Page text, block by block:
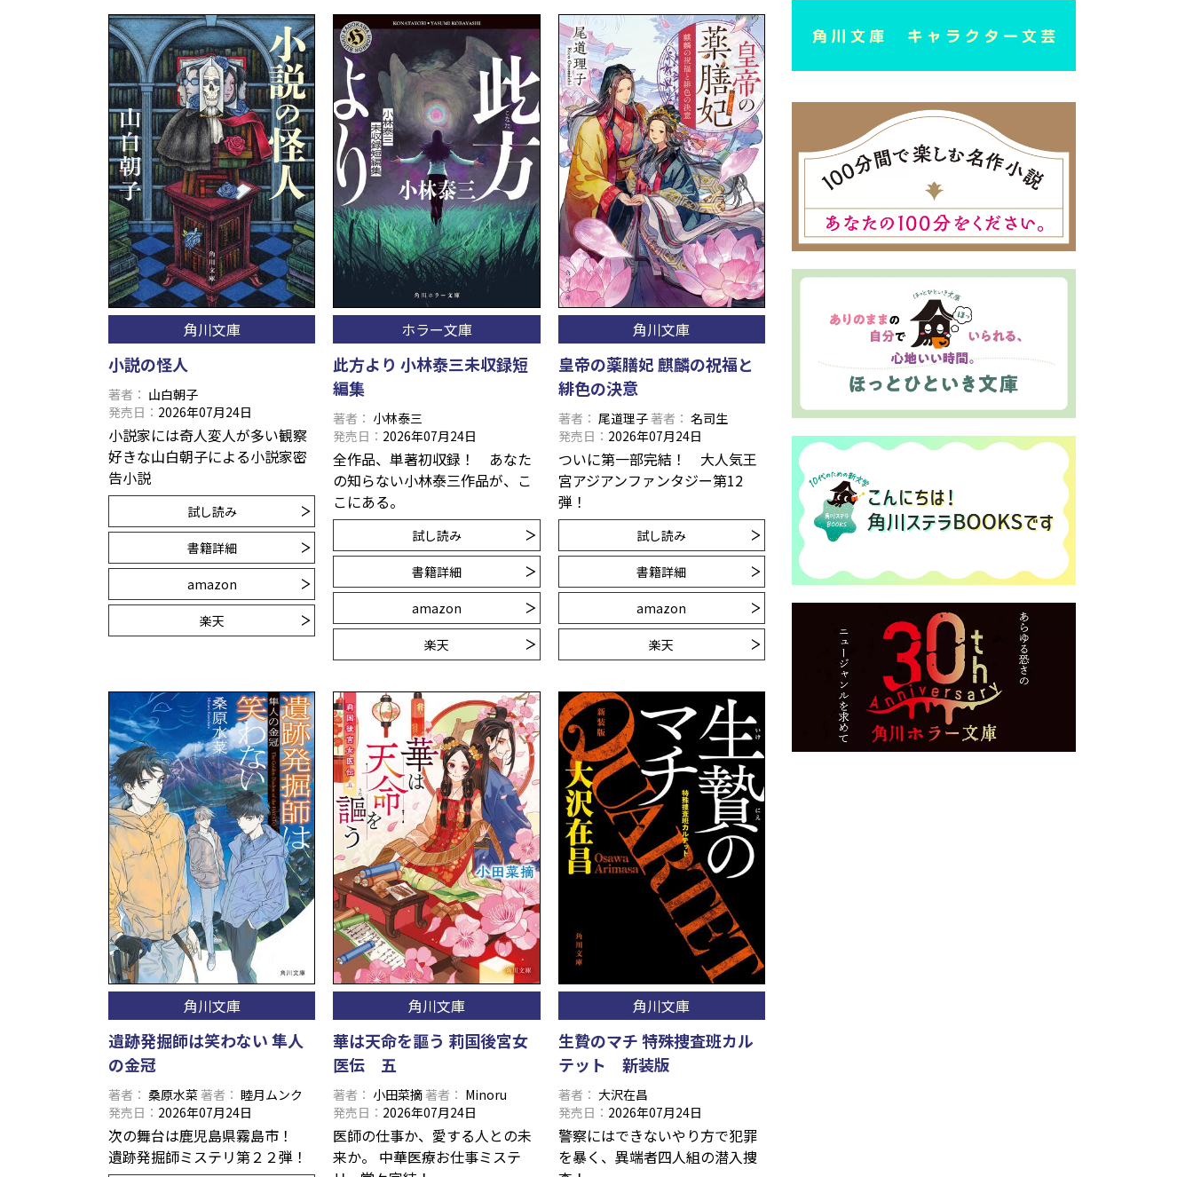
角川文庫
小説の怪人
著者
山白朝子
発売日
2026年07月24日
小説家には奇人変人が多い――観察
好きな山白朝子による小説家密
告小説
試し読み
書籍詳細
amazon
楽天
ホラー文庫
此方より 小林泰三未収録短
編集
著者
小林泰三
発売日
2026年07月24日
全作品、単著初収録！ あなた
の知らない小林泰三作品が、こ
こにある。
試し読み
書籍詳細
amazon
楽天
角川文庫
皇帝の薬膳妃 麒麟の祝福と
緋色の決意
著者 尾道理子著者
名司生
発売日
2026年07月24日
ついに第一部完結！ 大人気王
宮アジアンファンタジー第12
弾！
試し読み
書籍詳細
amazon
楽天
角川文庫
遺跡発掘師は笑わない 隼人
の金冠
著者 桑原水菜著者
睦月ムンク
発売日
2026年07月24日
次の舞台は鹿児島県霧島市！
遺跡発掘師ミステリ第２２弾！
角川文庫
華は天命を謳う 莉国後宮女
医伝 五
著者 小田菜摘著者
Minoru
発売日
2026年07月24日
医師の仕事か、愛する人との未
来か。 中華医療お仕事ミステ
角川文庫
生贄のマチ 特殊捜査班カル
テット 新装版
著者
大沢在昌
発売日
2026年07月24日
警察にはできないやり方で犯罪
を暴く、異端者四人組の潜入捜